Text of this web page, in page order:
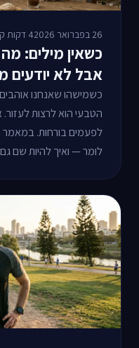
26 בפברואר 2026 4 דקות קריאה
כשאין מילים:
אבל לא יודעים
כשמישהו שאנחנו
הטבעי הוא לרצות
לפעמים בורחות.
לומר — ואיך להיות שם